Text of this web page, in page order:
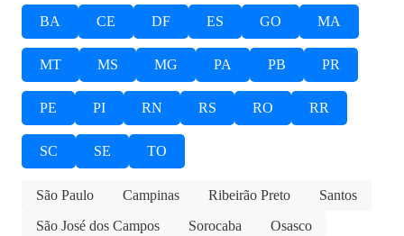
BA CE DF ES GO MA
MT MS MG PA PB PR
PE PI RN RS RO RR
SC SE TO
São Paulo Campinas Ribeirão Preto
Santos
São José dos Campos
Sorocaba
Osasco